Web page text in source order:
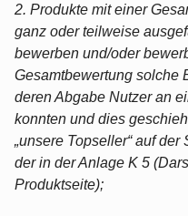
2. Produkte mit einer
ganz oder teilweise
bewerben und/oder
Gesamtbewertung solche
deren Abgabe Nutzer an
konnten und dies
„unsere Topseller“ auf
der in der Anlage K 5
Produktseite);